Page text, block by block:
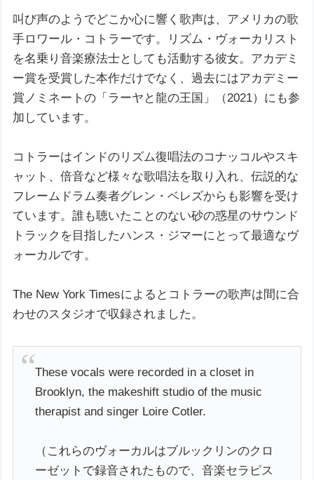
叫び声のようでどこか心に響く歌声は、アメリカの歌
手ロワール・コトラーです。リズム・ヴォーカリスト
を名乗り音楽療法士としても活動する彼女。アカデミ
ー賞を受賞した本作だけでなく、過去にはアカデミー
賞ノミネートの「ラーヤと龍の王国」（2021）にも参
加しています。
コトラーはインドのリズム復唱法のコナッコルやスキ
ャット、倍音など様々な歌唱法を取り入れ、伝説的な
フレームドラム奏者グレン・ベレズからも影響を受け
ています。誰も聴いたことのない砂の惑星のサウンド
トラックを目指したハンス・ジマーにとって最適なヴ
ォーカルです。
The New York Timesによるとコトラーの歌声は間に合
わせのスタジオで収録されました。
These vocals were recorded in a closet in
Brooklyn, the makeshift studio of the music
therapist and singer Loire Cotler.
（これらのヴォーカルはブルックリンのクロ
ーゼットで録音されたもので、音楽セラピス